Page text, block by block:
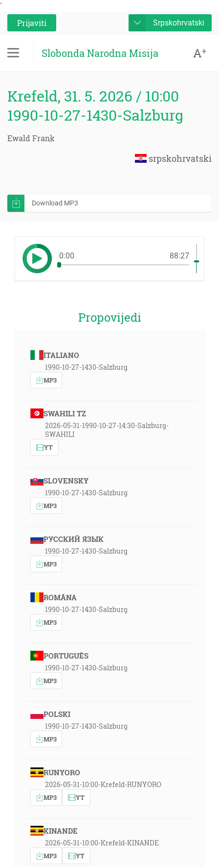
'
Prijaviti
Srpskohrvatski
Slobonda Narodna Misija A+
Krefeld, 31. 5. 2026 / 10:00
1990-10-27-1430-Salzburg
Ewald Frank
srpskohrvatski
Download MP3
0:00 88:27
Propovijedi
ITALIANO
1990-10-27-1430-Salzburg
MP3
SWAHILI TZ
2026-05-31-1990-10-27-14:30-Salzburg-
SWAHILI
YT
SLOVENSKY
1990-10-27-1430-Salzburg
MP3
РУССКИЙ ЯЗЫК
1990-10-27-1430-Salzburg
MP3
ROMÂNA
1990-10-27-1430-Salzburg
MP3
PORTUGUÊS
1990-10-27-1430-Salzburg
MP3
POLSKI
1990-10-27-1430-Salzburg
MP3
RUNYORO
2026-05-31-10:00-Krefeld-RUNYORO
MP3 YT
KINANDE
2026-05-31-10:00-Krefeld-KINANDE
MP3 YT